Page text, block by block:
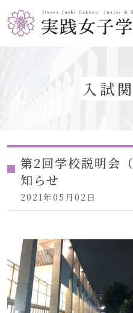
入試
第2回学校説明会
知らせ
2021年05月02日